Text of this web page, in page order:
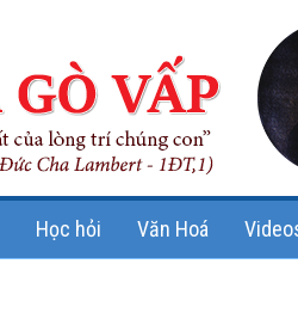
Học hỏi Văn Hoá